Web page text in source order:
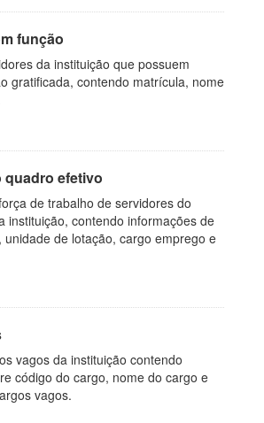
função
da instituição que possuem
gratificada, contendo matrícula, nome
efetivo
de trabalho de servidores do
instituição, contendo informações de
unidade de lotação, cargo emprego e
vagos da instituição contendo
código do cargo, nome do cargo e
vagos.